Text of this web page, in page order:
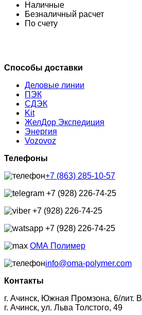
Наличные
Безналичный расчет
По счету
Способы доставки
Деловые линии
ПЭК
СДЭК
Kit
ЖелДор Экспедиция
Энергия
Vozovoz
Телефоны
+7 (863) 285-10-57
+7 (928) 226-74-25
+7 (928) 226-74-25
+7 (928) 226-74-25
ОМА Полимер
info@oma-polymer.com
Контакты
г. Ачинск, Южная Промзона, 6/лит. В
г. Ачинск, ул. Льва Толстого, 49